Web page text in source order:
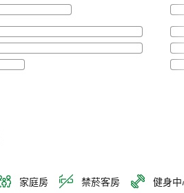
家庭房 禁菸客房 健身中